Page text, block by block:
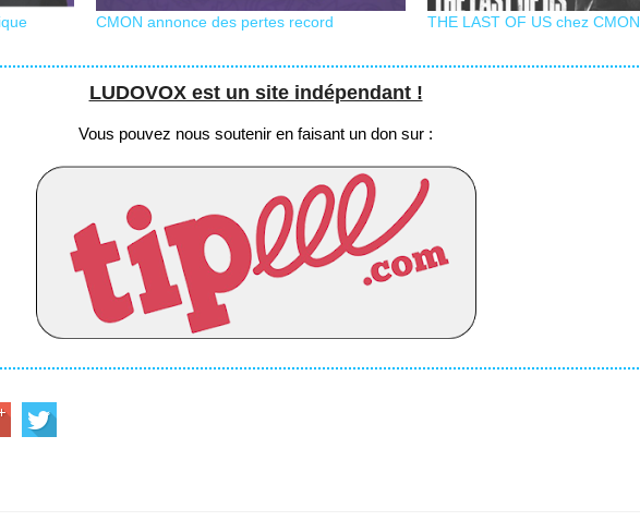
CMON annonce des pertes record THE LAST OF US chez CMON
LUDOVOX est un site indépendant !
Vous pouvez nous soutenir en faisant un don sur :